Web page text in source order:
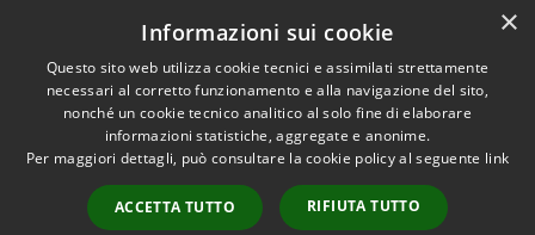
Dichiarazione di accessibilità
Accessibilità
Copyright © 2026 • Comune di
Brembate • Powered by
Municipium•
Accesso
×
Informazioni sui cookie
Questo sito web utilizza cookie tecnici e assimilati strettamente
necessari al corretto funzionamento e alla navigazione del sito,
nonché un cookie tecnico analitico al solo fine di elaborare
informazioni statistiche, aggregate e anonime.
Per maggiori dettagli, può consultare la cookie policy al seguente link
ACCETTA TUTTO RIFIUTA TUTTO